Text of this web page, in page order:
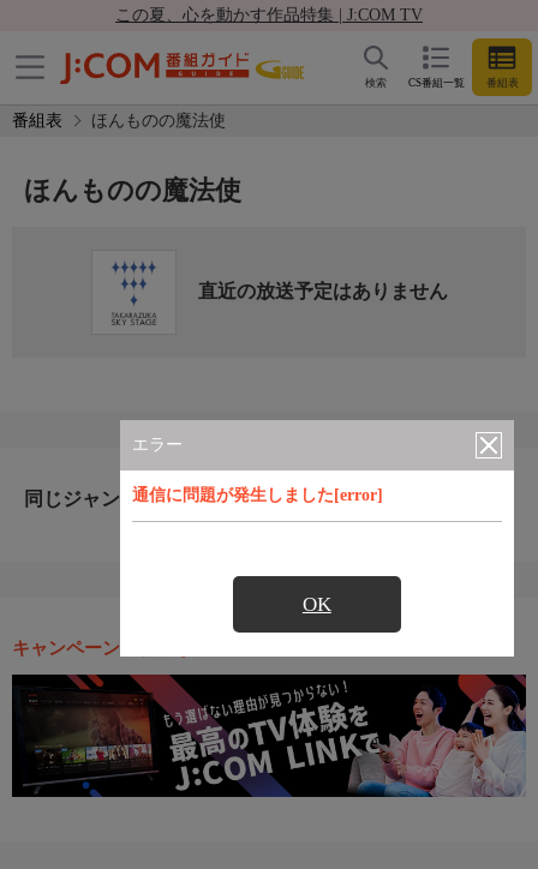
この夏、心を動かす作品特集 | J:COM TV
CS番組一覧 番組表
検索
番組表 ほんものの魔法使
エラー
通信に問題が発生しました[error]
OK
ほんものの魔法使
直近の放送予定はありません
同じジャンルのおすすめ番組
キャンペーン・お得な情報